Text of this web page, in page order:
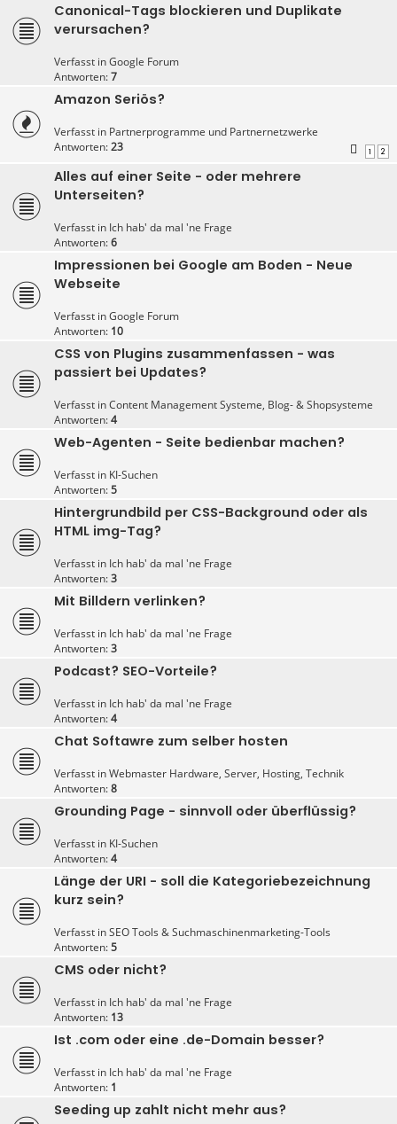
Canonical-Tags blockieren und Duplikate
verursachen?
Verfasst inGoogle Forum
Antworten:7
Amazon Seriös?
Verfasst in Partnerprogramme und Partnernetzwerke
Antworten:23 1 2
Alles auf einer Seite - oder mehrere
Unterseiten?
Verfasst in Ich hab' da mal 'ne Frage
Antworten:6
Impressionen bei Google am Boden - Neue
Webseite
Verfasst inGoogle Forum
Antworten: 10
CSS von Plugins zusammenfassen - was
passiert bei Updates?
Verfasst inContent Management Systeme, Blog- & Shopsysteme
Antworten:4
Web-Agenten - Seite bedienbar machen?
Verfasst in KI-Suchen
Antworten:5
Hintergrundbild per CSS-Background oder als
HTML img-Tag?
Verfasst in Ich hab' da mal 'ne Frage
Antworten:3
Mit Billdern verlinken?
Verfasst in Ich hab' da mal 'ne Frage
Antworten:3
Podcast? SEO-Vorteile?
Verfasst in Ich hab' da mal 'ne Frage
Antworten:4
Chat Softawre zum selber hosten
Verfasst inWebmaster Hardware, Server, Hosting, Technik
Antworten:8
Grounding Page - sinnvoll oder überflüssig?
Verfasst in KI-Suchen
Antworten:4
Länge der URI - soll die Kategoriebezeichnung
kurz sein?
Verfasst inSEO Tools & Suchmaschinenmarketing-Tools
Antworten:5
CMS oder nicht?
Verfasst in Ich hab' da mal 'ne Frage
Antworten: 13
Ist .com oder eine .de-Domain besser?
Verfasst in Ich hab' da mal 'ne Frage
Antworten: 1
Seeding up zahlt nicht mehr aus?